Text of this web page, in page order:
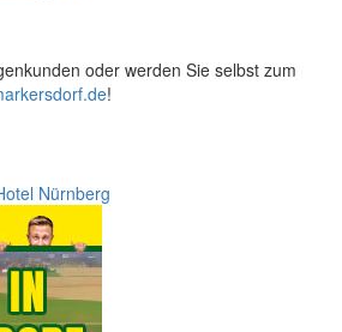
oder werden Sie selbst zum
!
Nürnberg